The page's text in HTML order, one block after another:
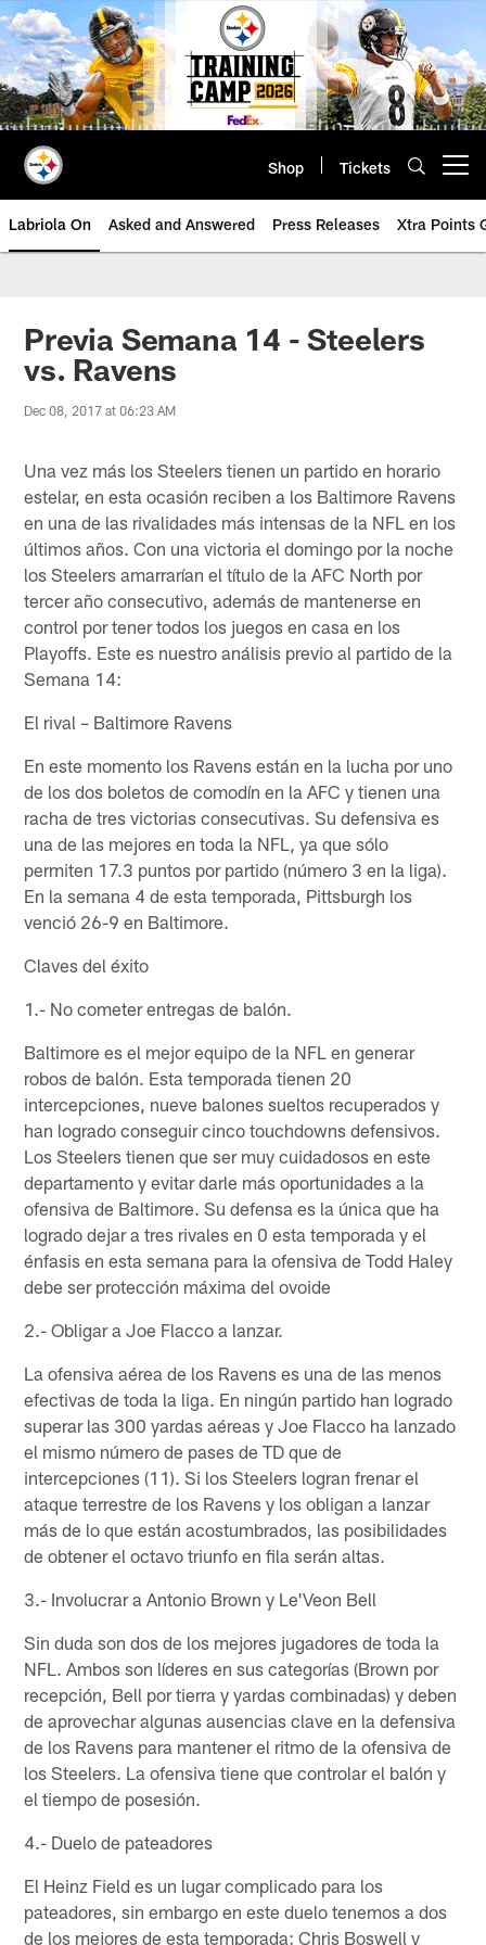
Skip
to
main
content
Shop Tickets
Labriola On Asked and Answered Press Releases Xtra Points
Previa Semana 14 - Steelers
vs. Ravens
Dec 08, 2017 at 06:23 AM
Una vez más los Steelers tienen un partido en horario
estelar, en esta ocasión reciben a los Baltimore Ravens
en una de las rivalidades más intensas de la NFL en los
últimos años. Con una victoria el domingo por la noche
los Steelers amarrarían el título de la AFC North por
tercer año consecutivo, además de mantenerse en
control por tener todos los juegos en casa en los
Playoffs. Este es nuestro análisis previo al partido de la
Semana 14:
El rival – Baltimore Ravens
En este momento los Ravens están en la lucha por uno
de los dos boletos de comodín en la AFC y tienen una
racha de tres victorias consecutivas. Su defensiva es
una de las mejores en toda la NFL, ya que sólo
permiten 17.3 puntos por partido (número 3 en la liga).
En la semana 4 de esta temporada, Pittsburgh los
venció 26-9 en Baltimore.
Claves del éxito
1.- No cometer entregas de balón.
Baltimore es el mejor equipo de la NFL en generar
robos de balón. Esta temporada tienen 20
intercepciones, nueve balones sueltos recuperados y
han logrado conseguir cinco touchdowns defensivos.
Los Steelers tienen que ser muy cuidadosos en este
departamento y evitar darle más oportunidades a la
ofensiva de Baltimore. Su defensa es la única que ha
logrado dejar a tres rivales en 0 esta temporada y el
énfasis en esta semana para la ofensiva de Todd Haley
debe ser protección máxima del ovoide
2.- Obligar a Joe Flacco a lanzar.
La ofensiva aérea de los Ravens es una de las menos
efectivas de toda la liga. En ningún partido han logrado
superar las 300 yardas aéreas y Joe Flacco ha lanzado
el mismo número de pases de TD que de
intercepciones (11). Si los Steelers logran frenar el
ataque terrestre de los Ravens y los obligan a lanzar
más de lo que están acostumbrados, las posibilidades
de obtener el octavo triunfo en fila serán altas.
3.- Involucrar a Antonio Brown y Le'Veon Bell
Sin duda son dos de los mejores jugadores de toda la
NFL. Ambos son líderes en sus categorías (Brown por
recepción, Bell por tierra y yardas combinadas) y deben
de aprovechar algunas ausencias clave en la defensiva
de los Ravens para mantener el ritmo de la ofensiva de
los Steelers. La ofensiva tiene que controlar el balón y
el tiempo de posesión.
4.- Duelo de pateadores
El Heinz Field es un lugar complicado para los
pateadores, sin embargo en este duelo tenemos a dos
de los mejores de esta temporada: Chris Boswell y